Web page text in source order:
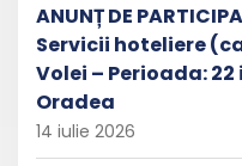
ANUNȚ DE
Servicii hoteliere
Volei – Perioada: 22
Oradea
14 iulie 2026